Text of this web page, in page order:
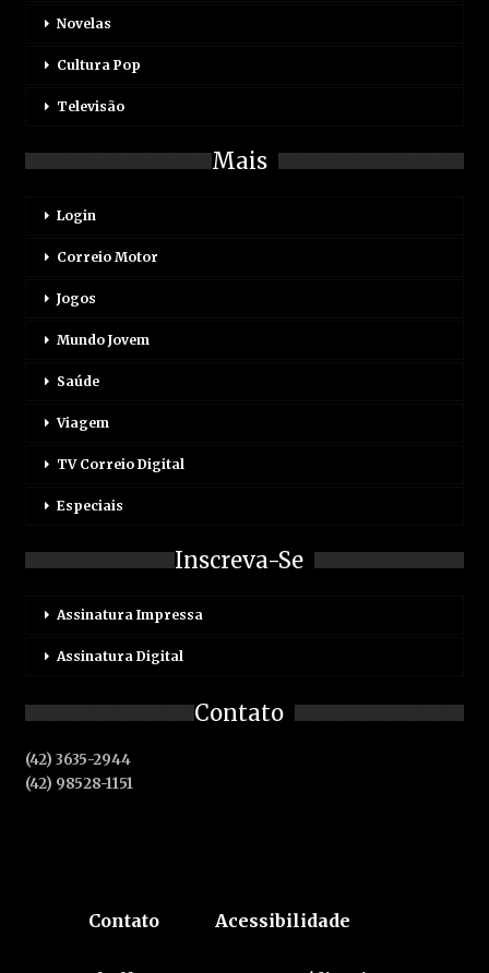
Novelas
Cultura Pop
Televisão
Mais
Login
Correio Motor
Jogos
Mundo Jovem
Saúde
Viagem
TV Correio Digital
Especiais
Inscreva-Se
Assinatura Impressa
Assinatura Digital
Contato
(42) 3635-2944
(42) 98528-1151
Contato Acessibilidade